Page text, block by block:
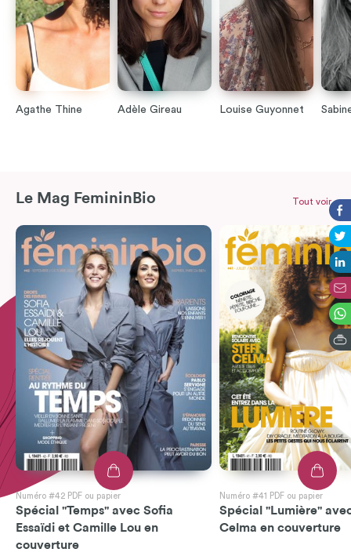
Agathe Thine Adèle Gireau Louise Guyonnet
Le Mag FemininBio
Numéro #42 PDF ou papier
Spécial "Temps" avec Sofia
Essaïdi et Camille Lou en
couverture
Numéro #41 PDF ou papier
Spécial "Lumière"
Celma en couverture
Tout voir